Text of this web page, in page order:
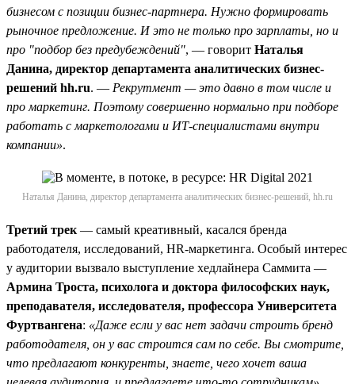
бизнесом с позиции бизнес-партнера. Нужно формировать
рыночное предложение. И это не только про зарплаты, но и
про "подбор без предубеждений", — говорит Наталья
Данина, директор департамента аналитических бизнес-
решений hh.ru. — Рекрутмент — это давно в том числе и
про маркетинг. Поэтому совершенно нормально при подборе
работать с маркетологами и ИТ-специалистами внутри
компании».
Наталья Данина, директор департамента аналитических бизнес-решений, hh.ru
Третий трек — самый креативный, касался бренда
работодателя, исследований, HR-маркетинга. Особый интерес
у аудитории вызвало выступление хедлайнера Саммита —
Армина Троста, психолога и доктора философских наук,
преподавателя, исследователя, профессора Университета
Фуртвангена: «Даже если у вас нет задачи строить бренд
работодателя, он у вас строится сам по себе. Вы смотрите,
что предлагают конкуренты, знаете, чего хочет ваша